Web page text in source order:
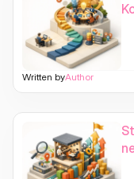
Written byAuthor